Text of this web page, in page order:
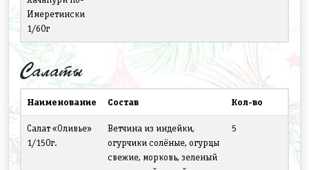
Имеретински
1/60г
Салаты
Наименование Состав Кол-во
Салат «Оливье»
1/150г.
Ветчина из индейки,
огурчики солёные, огурцы
свежие, морковь, зеленый
5